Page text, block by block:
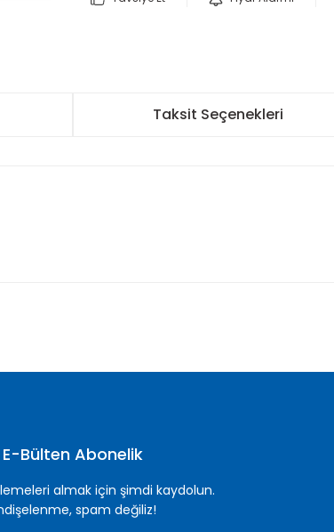
Taksit Seçenekleri
E-Bülten Abonelik
almak için şimdi kaydolun.
spam değiliz!